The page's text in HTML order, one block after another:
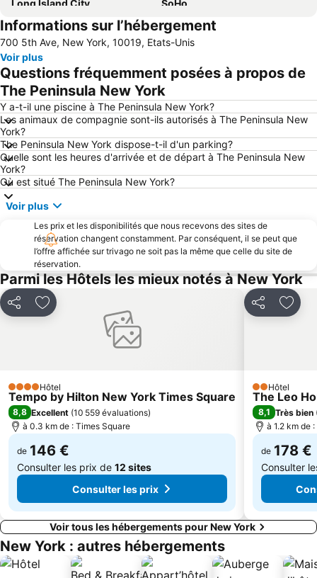
Long Island City
SoHo
Chelsea
Empire State Building
Broadway
Aéroport de New York-LaGuardia
Upper West Side
Lower Manhattan
Williamsburg
Madison Square Garden
Gare Centrale de New-York
Financial District
Upper East Side
MetLife Stadium
Greenwich Village
Queens
42nd St Bryant Pk Metro Station
Terminal de Bus de Port Authority
7th Ave Metro Station
Brooklyn Heights
Penn Station
Times Sq 42nd St Metro Station
Hell's Kitchen
Astoria
Brooklyn Bridge City Hall Metro Station
Dumbo
Cinquième Avenue
West Village
Brooklyn Cruise Terminal
Terminal de Croisière de Manhattan
Crown Heights
Siège des Nations Unies
Informations sur l’hébergement
700 5th Ave, New York, 10019, Etats-Unis
Voir plus
Questions fréquemment posées à propos de
The Peninsula New York
Y a-t-il une piscine à The Peninsula New York?
Les animaux de compagnie sont-ils autorisés à The Peninsula New
York?
The Peninsula New York dispose-t-il d'un parking?
Quelle sont les heures d'arrivée et de départ à The Peninsula New
York?
Où est situé The Peninsula New York?
Voir plus
Les prix et les disponibilités que nous recevons des sites de
réservation changent constamment. Par conséquent, il se peut que
l’offre affichée sur trivago ne soit pas la même que celle du site de
réservation.
Parmi les Hôtels les mieux notés à New York
PartagerAjouter à mes favoris
4 ÉtoilesHôtel
Tempo by Hilton New York Times Square
8,8 Excellent (10 559 évaluations)
à 0.3 km de : Times Square
de 146 €
Consulter les prix de 12 sites
Consulter les prix
Partager
2 Étoiles
Hôtel
The Leo
8,1 Très bien
à 1.2 km de
de 178 €
Consulter
Voir tous les hébergements pour New York
New York : autres hébergements